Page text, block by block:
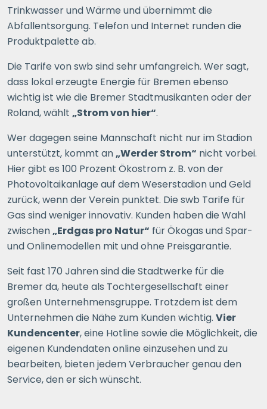
Trinkwasser und Wärme und übernimmt die
Abfallentsorgung. Telefon und Internet runden die
Produktpalette ab.
Die Tarife von swb sind sehr umfangreich. Wer sagt,
dass lokal erzeugte Energie für Bremen ebenso
wichtig ist wie die Bremer Stadtmusikanten oder der
Roland, wählt „Strom von hier“.
Wer dagegen seine Mannschaft nicht nur im Stadion
unterstützt, kommt an„Werder Strom“ nicht vorbei.
Hier gibt es 100 Prozent Ökostrom z. B. von der
Photovoltaikanlage auf dem Weserstadion und Geld
zurück, wenn der Verein punktet. Die swb Tarife für
Gas sind weniger innovativ. Kunden haben die Wahl
zwischen„Erdgas pro Natur“ für Ökogas und Spar-
und Onlinemodellen mit und ohne Preisgarantie.
Seit fast 170 Jahren sind die Stadtwerke für die
Bremer da, heute als Tochtergesellschaft einer
großen Unternehmensgruppe. Trotzdem ist dem
Unternehmen die Nähe zum Kunden wichtig. Vier
Kundencenter, eine Hotline sowie die Möglichkeit, die
eigenen Kundendaten online einzusehen und zu
bearbeiten, bieten jedem Verbraucher genau den
Service, den er sich wünscht.